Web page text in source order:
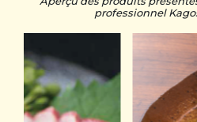
professionnel